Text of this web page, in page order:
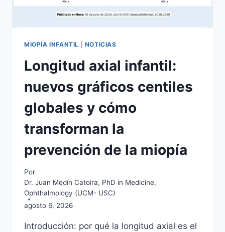
MIOPÍA INFANTIL NOTICIAS
Longitud axial infantil:
nuevos gráficos centiles
globales y cómo
transforman la
prevención de la miopía
Por
Dr. Juan Medín Catoira, PhD in Medicine,
Ophthalmology (UCM- USC)
agosto 6, 2026
Introducción: por qué la longitud axial es el